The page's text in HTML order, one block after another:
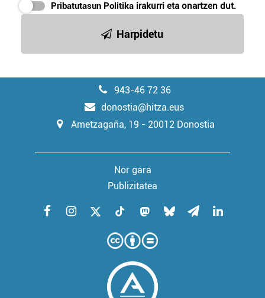
Pribatutasun Politika irakurri eta onartzen dut.
Harpidetu
943-46 72 36
donostia@hitza.eus
Ametzagaña, 19 - 20012 Donostia
Nor gara
Publizitatea